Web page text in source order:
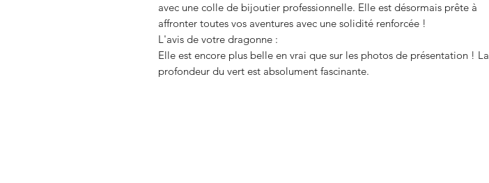
avec une colle de bijoutier professionnelle. Elle est désormais prête à
affronter toutes vos aventures avec une solidité renforcée !
L'avis de votre dragonne :
Elle est encore plus belle en vrai que sur les photos de présentation ! La
profondeur du vert est absolument fascinante.